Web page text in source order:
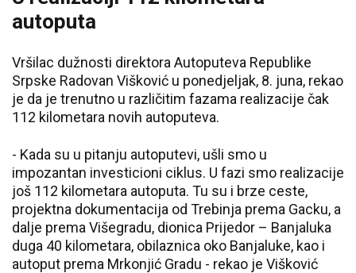
autoputa
Vršilac dužnosti direktora Autoputeva Republike
Srpske Radovan Višković u ponedjeljak, 8. juna, rekao
je da je trenutno u različitim fazama realizacije čak
112 kilometara novih autoputeva.
- Kada su u pitanju autoputevi, ušli smo u
impozantan investicioni ciklus. U fazi smo realizacije
još 112 kilometara autoputa. Tu su i brze ceste,
projektna dokumentacija od Trebinja prema Gacku, a
dalje prema Višegradu, dionica Prijedor – Banjaluka
duga 40 kilometara, obilaznica oko Banjaluke, kao i
autoput prema Mrkonjić Gradu - rekao je Višković